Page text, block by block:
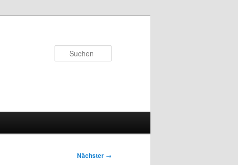
Nächster →